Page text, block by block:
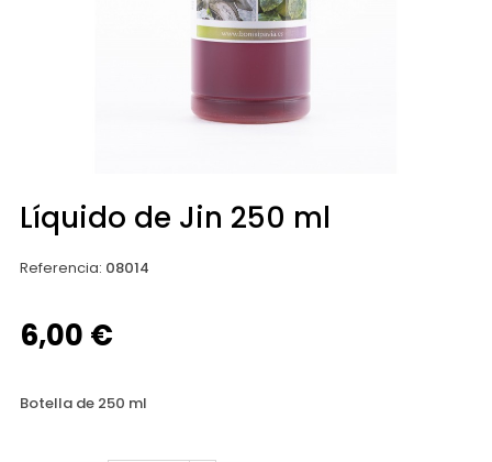
Líquido de Jin 250 ml
Referencia: 08014
6,00 €
Botella de 250 ml